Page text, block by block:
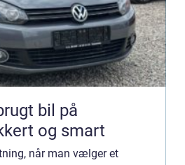
bil på
og smart
når man vælger et